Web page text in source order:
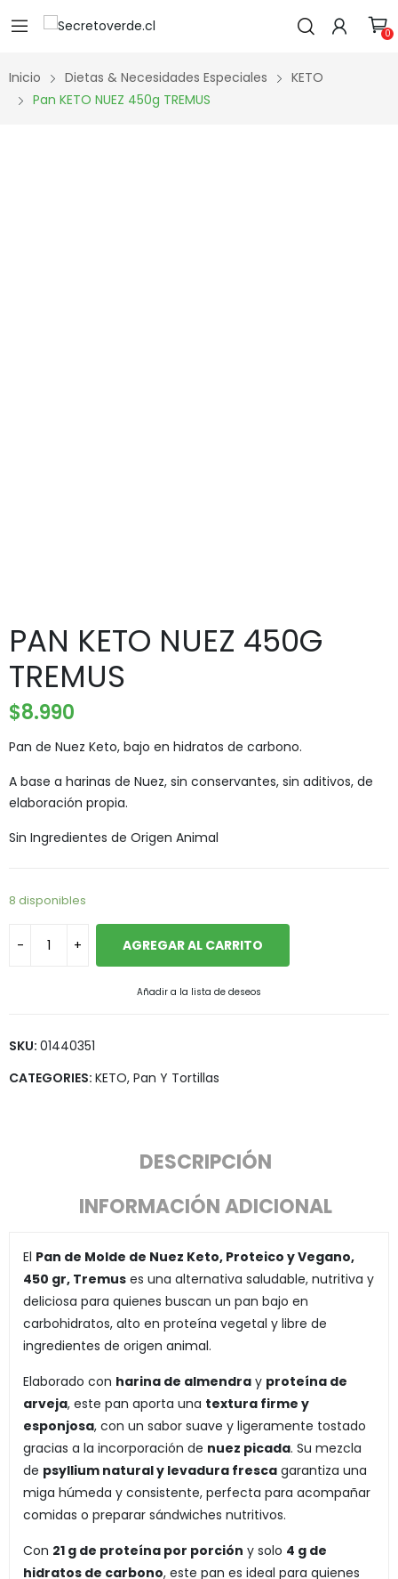
0
Inicio Dietas & Necesidades Especiales
KETO
Pan KETO NUEZ 450g TREMUS
PAN KETO NUEZ 450G
TREMUS
$8.990
Pan de Nuez Keto, bajo en hidratos de carbono.
A base a harinas de Nuez, sin conservantes, sin aditivos, de
elaboración propia.
Sin Ingredientes de Origen Animal
8 disponibles
AGREGAR AL CARRITO
Añadir a la lista de deseos
SKU: 01440351
CATEGORIES: KETO, Pan Y Tortillas
DESCRIPCIÓN
INFORMACIÓN ADICIONAL
El Pan de Molde de Nuez Keto, Proteico y Vegano,
450 gr, Tremus es una alternativa saludable, nutritiva y
deliciosa para quienes buscan un pan bajo en
carbohidratos, alto en proteína vegetal y libre de
ingredientes de origen animal.
Elaborado con harina de almendra y proteína de
arveja, este pan aporta una textura firme y
esponjosa, con un sabor suave y ligeramente tostado
gracias a la incorporación de nuez picada. Su mezcla
de psyllium natural y levadura fresca garantiza una
miga húmeda y consistente, perfecta para acompañar
comidas o preparar sándwiches nutritivos.
Con 21 g de proteína por porción y solo 4 g de
hidratos de carbono, este pan es ideal para quienes